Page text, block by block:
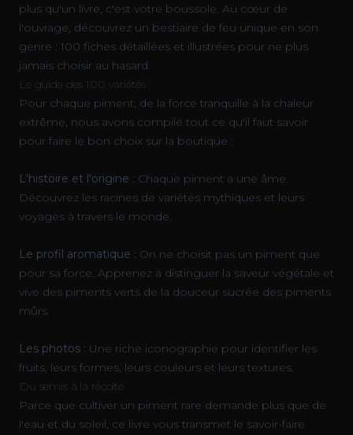
plus qu'un livre, c'est votre boussole. Au cœur de
l'ouvrage, découvrez un bestiaire de feu unique en son
genre : 100 fiches détaillées et illustrées pour ne plus
jamais choisir au hasard.
Le guide des 100 variétés
Pour chaque piment, de la force tranquille à la chaleur
extrême, nous avons compilé tout ce qu'il faut savoir
pour faire le bon choix sur la boutique :
L'histoire et l'origine : Chaque piment a une âme.
Découvrez les racines de variétés mythiques et leurs
voyages à travers le monde.
Le profil aromatique : On ne choisit pas un piment que
pour sa force. Apprenez à distinguer la saveur végétale et
vive des piments verts de la douceur sucrée des piments
mûrs.
Les photos : Une riche iconographie pour identifier les
fruits, leurs formes, leurs couleurs et leurs textures.
Du semis à la récolte
Parce que cultiver un piment rare demande plus que de
l'eau et du soleil, ce livre vous transmet le savoir-faire